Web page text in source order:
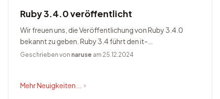
Ruby 3.4.0 veröffentlicht
Wir freuen uns, die Veröffentlichung von Ruby 3.4.0
bekannt zu geben. Ruby 3.4 führt den it-
Blockparameter ein, ändert Prism zum Standardparser,
Geschrieben von naruse am 25.12.2024
Mehr Neuigkeiten...